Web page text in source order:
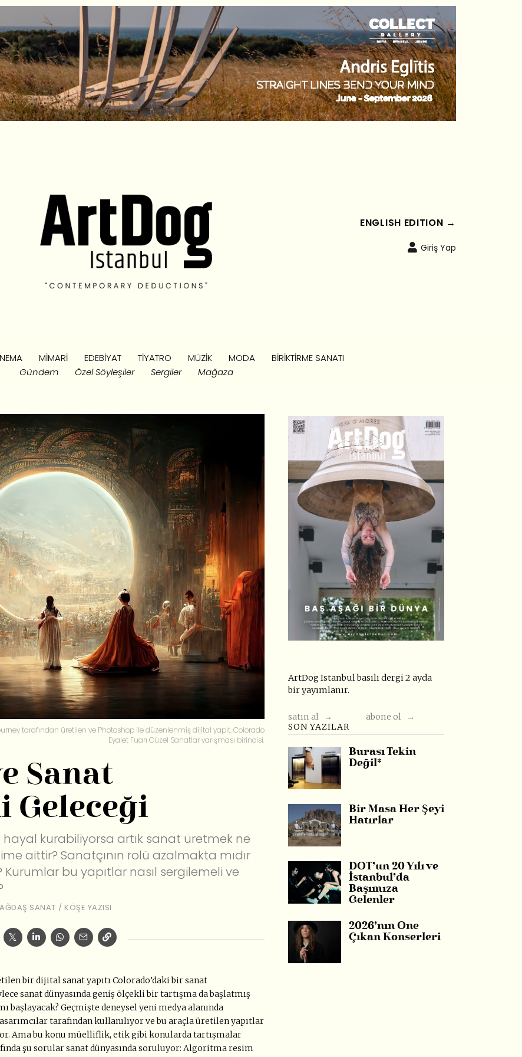
ENGLISH EDITION →
Giriş Yap
MIMARI EDEBIYAT TIYATRO MÜZIK MODA
BIRIKTIRME SANATI
Gündem
Özel Söyleşiler Sergiler Mağaza
tarafından üretilen ve Photoshop ile düzenlenmiş dijital yapıt. Colorado
Eyalet Fuarı Güzel Sanatlar yarışması birincisi.
Sanat
Geleceği
kurabiliyorsa artık sanat üretmek ne
aittir? Sanatçının rolü azalmakta mıdır
bu yapıtlar nasıl sergilemeli ve
SANAT / KÖŞE YAZISI
bir dijital sanat yapıtı Colorado’daki bir sanat
sanat dünyasında geniş ölçekli bir tartışma da başlatmış
başlayacak? Geçmişte deneysel yeni medya alanında
tarafından kullanılıyor ve bu araçla üretilen yapıtlar
Ama bu konu müelliflik, etik gibi konularda tartışmalar
şu sorular sanat dünyasında soruluyor: Algoritma resim
ArtDog Istanbul basılı dergi 2 ayda
bir yayımlanır.
satın al →
abone ol →
SON YAZILAR
Burası Tekin
Değil*
Bir Masa Her Şeyi
Hatırlar
DOT’un 20 Yılı ve
İstanbul’da
Başımıza
Gelenler
2026’nın Öne
Çıkan Konserleri